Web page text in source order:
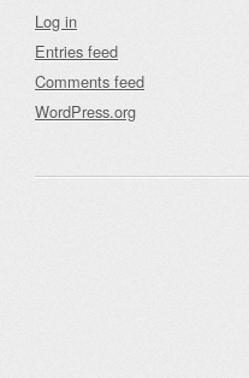
Log in
Entries feed
Comments feed
WordPress.org